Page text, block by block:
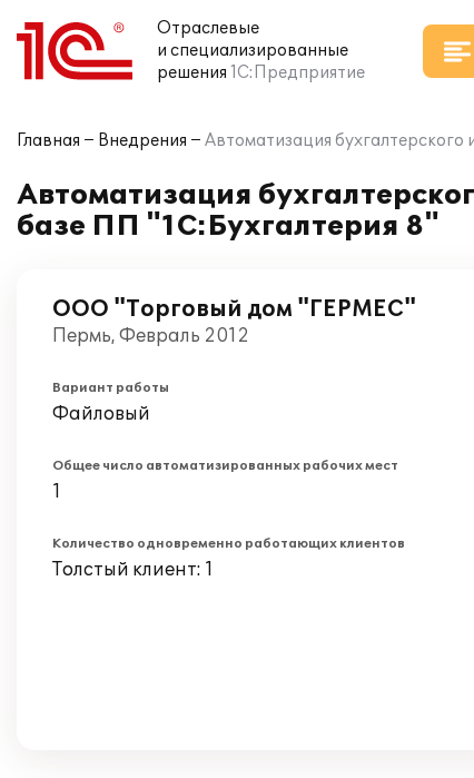
Отраслевые
и специализированные
решения 1С:Предприятие
Главная Внедрения Автоматизация
Автоматизация
базе ПП "1С:Бухгалтерия 8"
ООО "Торговый дом "ГЕРМЕС"
Пермь, Февраль 2012
Вариант работы
Файловый
Общее число автоматизированных рабочих мест
1
Количество одновременно работающих клиентов
Толстый клиент: 1